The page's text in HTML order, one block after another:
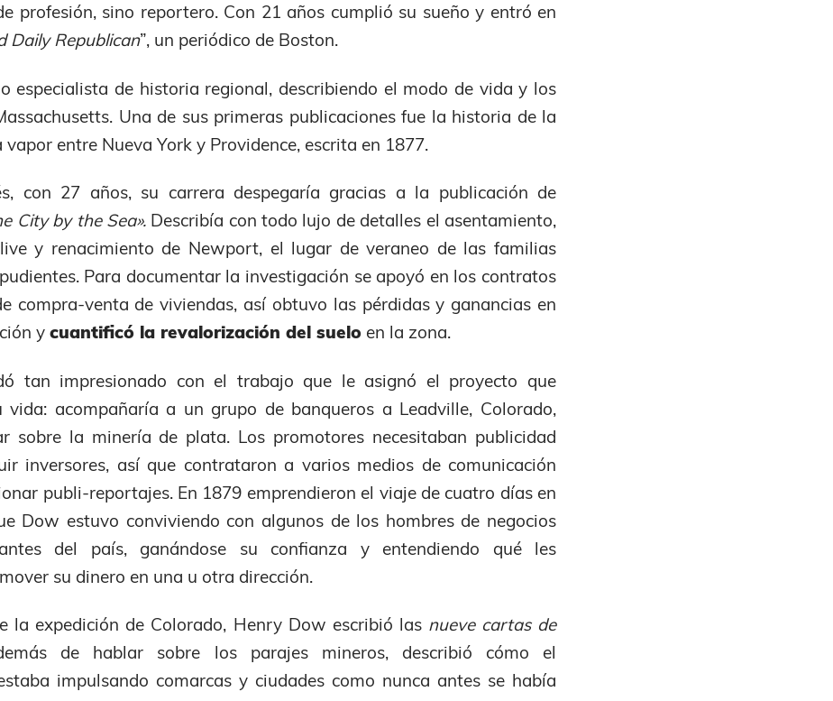
profesión, sino reportero. Con 21 años cumplió su sueño y entró en
Daily Republican”, un periódico de Boston.
especialista de historia regional, describiendo el modo de vida y los
Una de sus primeras publicaciones fue la historia de la
vapor entre Nueva York y Providence, escrita en 1877.
con 27 años, su carrera despegaría gracias a la publicación de
City by the Sea». Describía con todo lujo de detalles el asentamiento,
y renacimiento de Newport, el lugar de veraneo de las familias
Para documentar la investigación se apoyó en los contratos
compra-venta de viviendas, así obtuvo las pérdidas y ganancias en
y cuantificó la revalorización del suelo en la zona.
tan impresionado con el trabajo que le asignó el proyecto que
vida: acompañaría a un grupo de banqueros a Leadville, Colorado,
sobre la minería de plata. Los promotores necesitaban publicidad
inversores, así que contrataron a varios medios de comunicación
publi-reportajes. En 1879 emprendieron el viaje de cuatro días en
Dow estuvo conviviendo con algunos de los hombres de negocios
del país, ganándose su confianza y entendiendo qué les
su dinero en una u otra dirección.
la expedición de Colorado, Henry Dow escribió las nueve cartas de
de hablar sobre los parajes mineros, describió cómo el
impulsando comarcas y ciudades como nunca antes se había